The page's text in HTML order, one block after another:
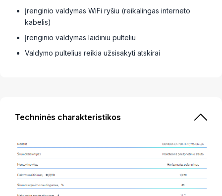
Įren­gi­nio valdy­mas WiFi ryšiu (reika­lin­gas inter­neto
kabe­lis)
Įren­gi­nio valdy­mas laidi­niu pulte­liu
Valdymo pultelius reikia užsisakyti atskirai
Techninės charakteristikos